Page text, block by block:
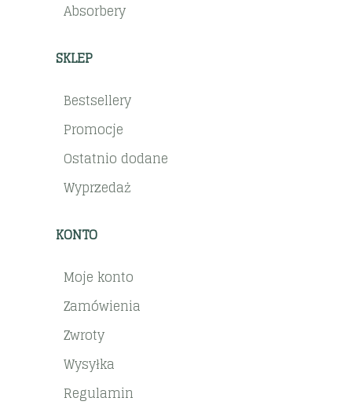
Absorbery
SKLEP
Bestsellery
Promocje
Ostatnio dodane
Wyprzedaż
KONTO
Moje konto
Zamówienia
Zwroty
Wysyłka
Regulamin